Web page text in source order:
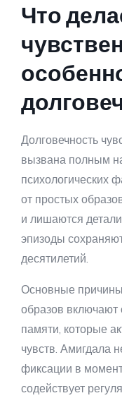
Что
Долговечность
вызвана полным
психологических
от простых
и лишаются
эпизоды
десятилетий.
Основные
образов
памяти, которые
чувств. Амигдала
фиксации в
содействует